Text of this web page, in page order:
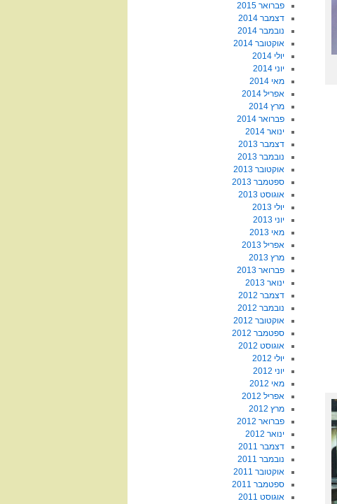
פברואר 2015
דצמבר 2014
נובמבר 2014
אוקטובר 2014
יולי 2014
יוני 2014
מאי 2014
אפריל 2014
מרץ 2014
פברואר 2014
ינואר 2014
דצמבר 2013
נובמבר 2013
אוקטובר 2013
ספטמבר 2013
אוגוסט 2013
יולי 2013
יוני 2013
מאי 2013
אפריל 2013
מרץ 2013
פברואר 2013
ינואר 2013
דצמבר 2012
נובמבר 2012
אוקטובר 2012
ספטמבר 2012
אוגוסט 2012
יולי 2012
יוני 2012
מאי 2012
אפריל 2012
מרץ 2012
פברואר 2012
ינואר 2012
דצמבר 2011
נובמבר 2011
אוקטובר 2011
ספטמבר 2011
אוגוסט 2011